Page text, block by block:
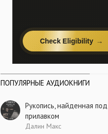
ПОПУЛЯРНЫЕ АУДИОКНИГИ
Рукопись, найденная под
прилавком
Далин Макс